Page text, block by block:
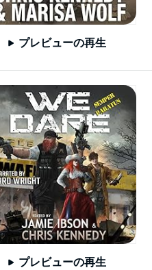
プレビューの再生
プレビューの再生